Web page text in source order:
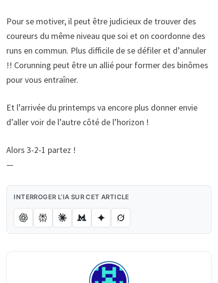
Pour se motiver, il peut être judicieux de trouver des
coureurs du même niveau que soi et on coordonne des
runs en commun. Plus difficile de se défiler et d’annuler
!! Corunning peut être un allié pour former des binômes
pour vous entraîner.
Et l’arrivée du printemps va encore plus donner envie
d’aller voir de l’autre côté de l’horizon !
Alors 3-2-1 partez !
—
INTERROGER L’IA SUR CET ARTICLE